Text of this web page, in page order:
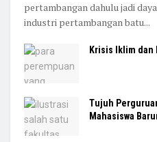
pertambangan dahulu jadi
industri pertambangan batu...
Krisis Iklim dan
Tujuh
Mahasiswa